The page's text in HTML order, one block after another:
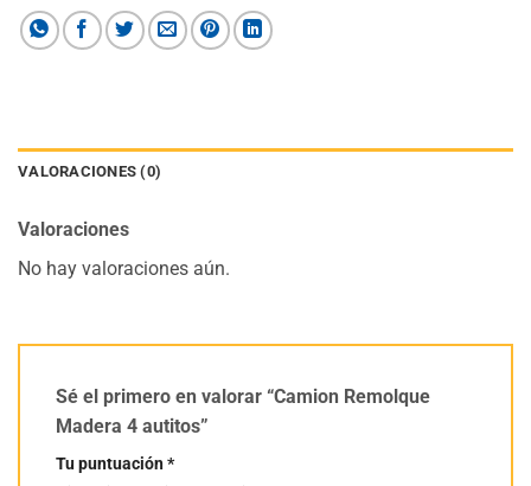
VALORACIONES (0)
Valoraciones
No hay valoraciones aún.
Sé el primero en valorar “Camion Remolque
Madera 4 autitos”
Tu puntuación*